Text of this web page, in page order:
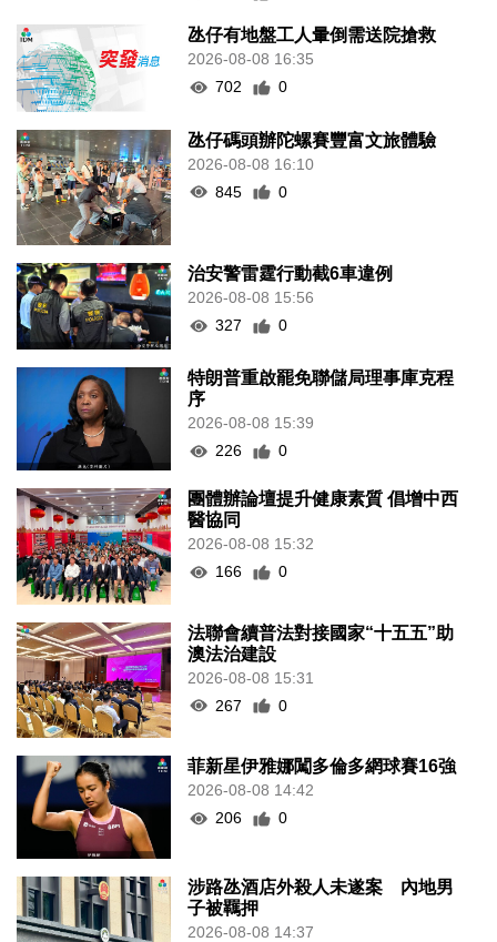
氹仔有地盤工人暈倒需送院搶救
2026-08-08 16:35
702
0
氹仔碼頭辦陀螺賽豐富文旅體驗
2026-08-08 16:10
845
0
治安警雷霆行動截6車違例
2026-08-08 15:56
327
0
特朗普重啟罷免聯儲局理事庫克程
序
2026-08-08 15:39
226
0
團體辦論壇提升健康素質 倡增中西
醫協同
2026-08-08 15:32
166
0
法聯會續普法對接國家“十五五”助
澳法治建設
2026-08-08 15:31
267
0
菲新星伊雅娜闖多倫多網球賽16強
2026-08-08 14:42
206
0
涉路氹酒店外殺人未遂案 內地男
子被羈押
2026-08-08 14:37